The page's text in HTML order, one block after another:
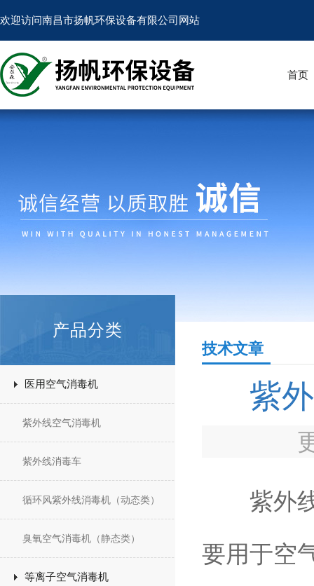
欢迎访问南昌市扬帆环保设备有限公司网站
首页
产品分类
医用空气消毒机
紫外线空气消毒机
紫外线消毒车
循环风紫外线消毒机（动态类）
臭氧空气消毒机（静态类）
等离子空气消毒机
技术文章
紫
紫外线
要用于空